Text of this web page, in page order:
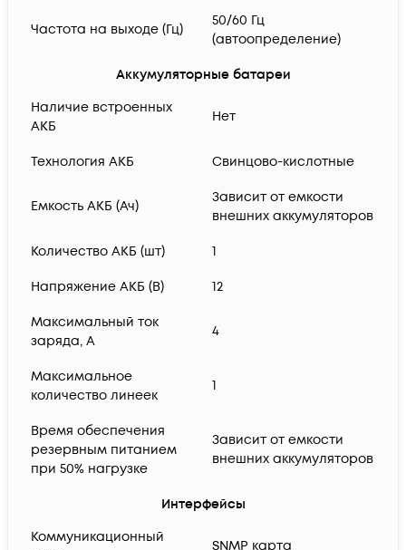
Частота на выходе (Гц)
50/60 Гц
(автоопределение)
Аккумуляторные батареи
Наличие встроенных
АКБ
Нет
Технология АКБ Свинцово-кислотные
Емкость АКБ (Ач)
Зависит от емкости
внешних аккумуляторов
Количество АКБ (шт) 1
Напряжение АКБ (В) 12
Максимальный ток
заряда, А
4
Максимальное
количество линеек
1
Время обеспечения
резервным питанием
при 50% нагрузке
Зависит от емкости
внешних аккумуляторов
Интерфейсы
Коммуникационный
SNMP карта